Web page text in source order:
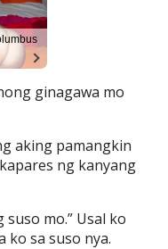
ginagawa mo
aking pamangkin
ng kanyang
suso mo.” Usal ko
ko sa suso nya.